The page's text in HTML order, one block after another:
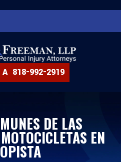
A 818-992-2919
DE LAS
EN